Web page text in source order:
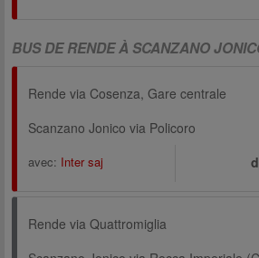
BUS DE RENDE À SCANZANO
Rende via Cosenza, Gare centrale
Scanzano Jonico via Policoro
avec: Inter saj
Rende via Quattromiglia